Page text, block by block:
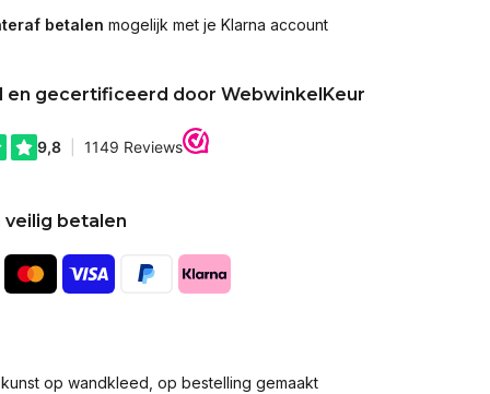
betalen mogelijk met je Klarna account
en gecertificeerd door WebwinkelKeur
veilig betalen
op wandkleed, op bestelling gemaakt